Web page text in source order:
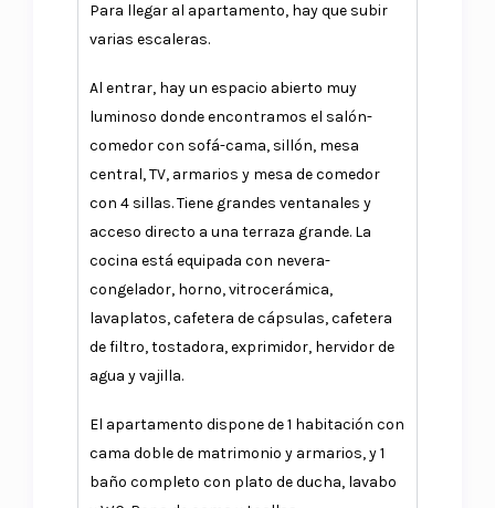
Para llegar al apartamento, hay que subir
varias escaleras.
Al entrar, hay un espacio abierto muy
luminoso donde encontramos el salón-
comedor con sofá-cama, sillón, mesa
central, TV, armarios y mesa de comedor
con 4 sillas. Tiene grandes ventanales y
acceso directo a una terraza grande. La
cocina está equipada con nevera-
congelador, horno, vitrocerámica,
lavaplatos, cafetera de cápsulas, cafetera
de filtro, tostadora, exprimidor, hervidor de
agua y vajilla.
El apartamento dispone de 1 habitación con
cama doble de matrimonio y armarios, y 1
baño completo con plato de ducha, lavabo